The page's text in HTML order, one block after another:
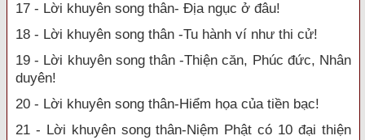
17 - Lời khuyên song thân- Địa ngục ở đâu!
18 - Lời khuyên song thân -Tu hành ví như thi cử!
19 - Lời khuyên song thân -Thiện căn, Phúc đức, Nhân
duyên!
20 - Lời khuyên song thân-Hiểm họa của tiền bạc!
21 - Lời khuyên song thân-Niệm Phật có 10 đại thiện